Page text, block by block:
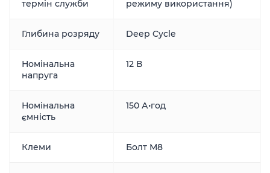
термін служби
режиму використання)
Глибина розряду Deep Cycle
Номінальна
напруга
12 В
Номінальна
ємність
150 А•год
Клеми Болт М8